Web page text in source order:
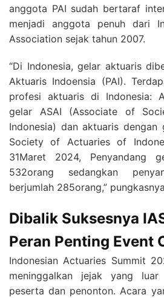
anggota PAI sudah bertaraf
menjadi anggota penuh dari
Association sejak tahun 2007.
“Di Indonesia, gelar aktuaris
Aktuaris Indoensia (PAI).
profesi aktuaris di Indonesia:
gelar ASAI (Associate of
Indonesia) dan aktuaris dengan
Society of Actuaries of
31Maret 2024, Penyandang
532orang sedangkan
berjumlah 285orang,”
Dibalik Suksesnya
Peran Penting Event
Indonesian Actuaries Summit
meninggalkan jejak yang
peserta dan penonton. Acara